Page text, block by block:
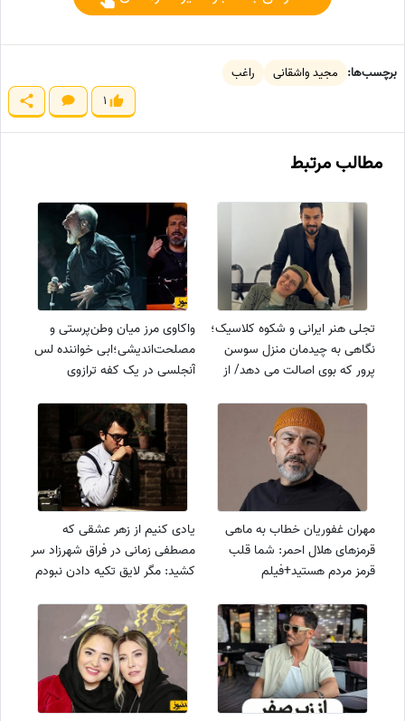
برچسب‌ها: مجید واشقانی
راغب
1
مطالب مرتبط
تجلی هنر ایرانی و شکوه کلاسیک؛
نگاهی به چیدمان منزل سوسن
پرور که بوی اصالت می دهد/ از
روکوکو، فرش اصیل پتینه،
دکوراسیون نوستالژیک با تم بومی
واکاوی مرز میان وطن‌پرستی و
مصلحت‌اندیشی؛ابی خواننده لس
آنجلسی در یک کفه ترازوی
تنگسیری در کفه دیگر ترازو+فیلم
مهران غفوریان خطاب به ماهی
قرمزهای هلال احمر: شما قلب
قرمز مردم هستید+فیلم
یادی کنیم از زهر عشقی که
مصطفی زمانی در فراق شهرزاد سر
کشید: مگر لایق تکیه دادن نبودم
کردی...جهان من از گریه ات
خیس باران تو با سقف کاشانه
من چه کردی💔+فیلم